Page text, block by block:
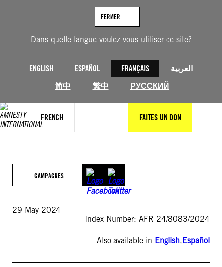
Dans quelle langue voulez-vous utiliser ce site?
ENGLISH ESPAÑOL FRANÇAIS
العربية
简中
繁中 РУССКИЙ
FERMER
FRENCH FAITES UN DON
CAMPAGNES
29 May 2024
Index Number: AFR 24/8083/2024
Also available in English,Español